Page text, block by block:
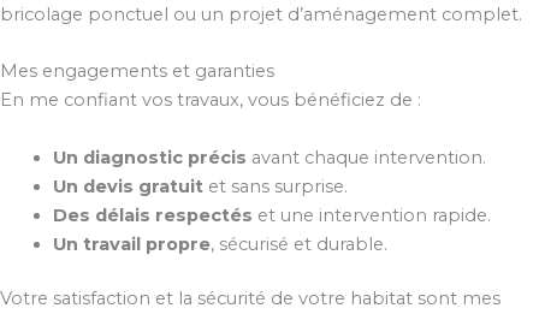
bricolage ponctuel ou un projet d’aménagement complet.
Mes engagements et garanties
En me confiant vos travaux, vous bénéficiez de :
Un diagnostic précis avant chaque intervention.
Un devis gratuitet sans surprise.
Des délais respectés et une intervention rapide.
Un travail propre, sécurisé et durable.
Votre satisfaction et la sécurité de votre habitat sont mes